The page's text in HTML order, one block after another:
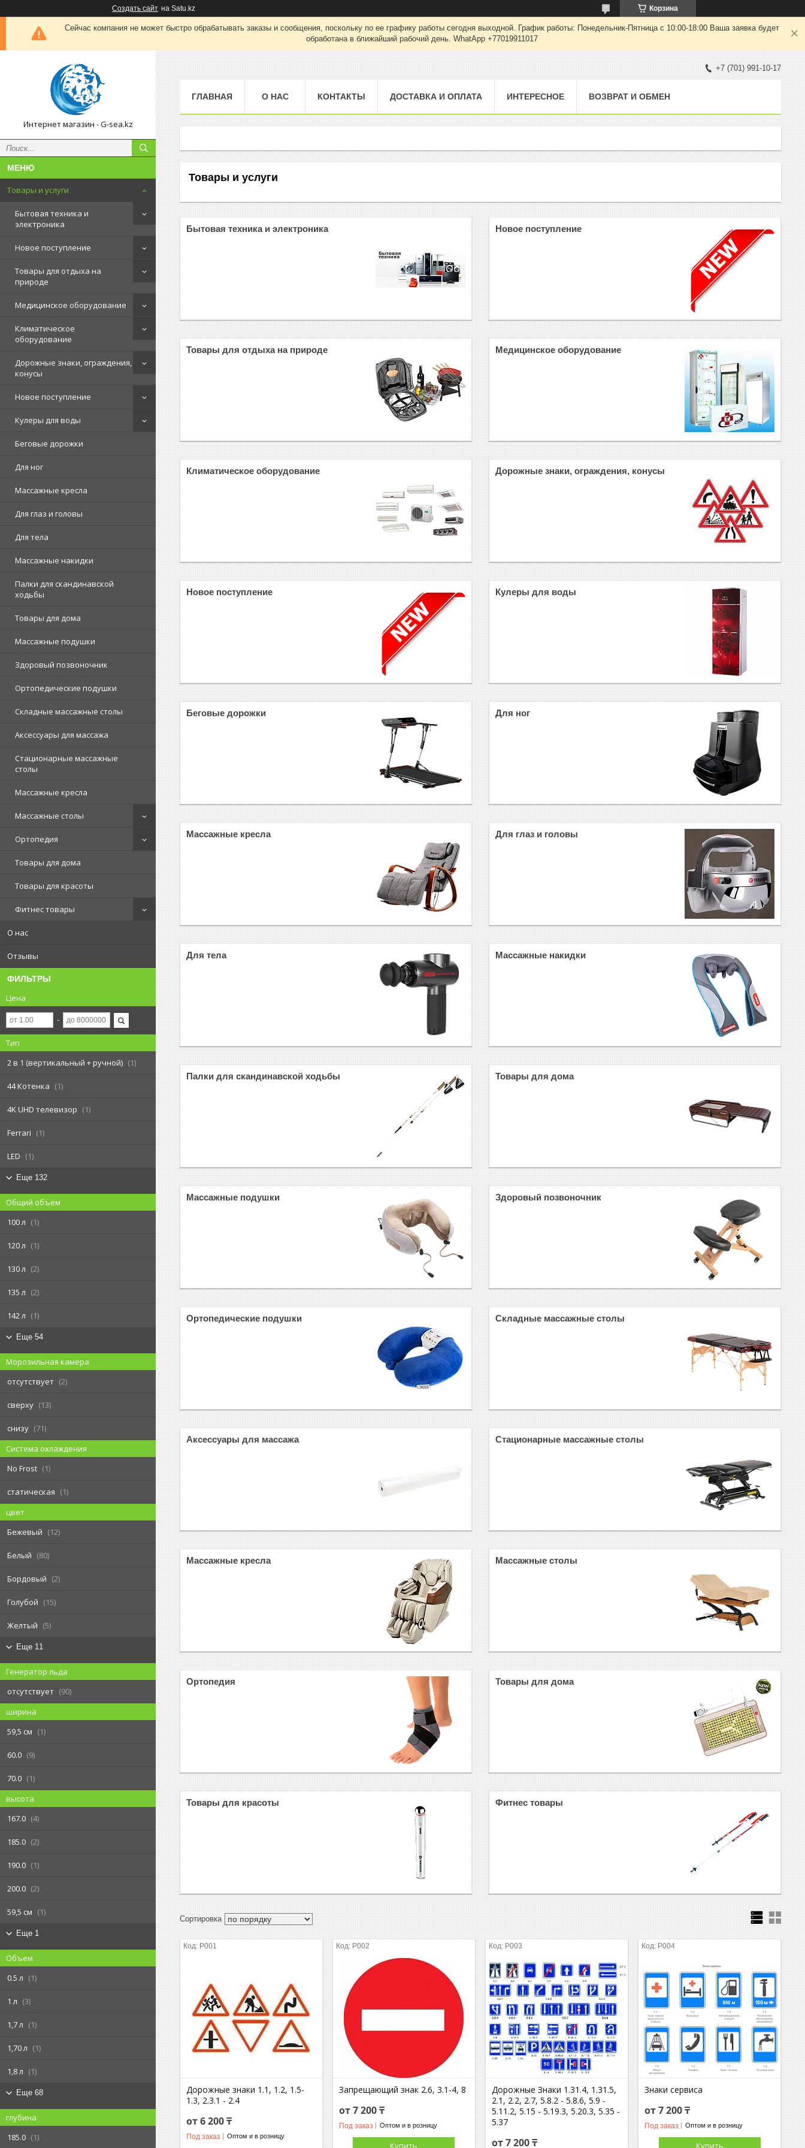
Создать сайт на Satu.kz Корзина
Сейчас компания не может быстро обрабатывать заказы и сообщения, поскольку по ее графику работы сегодня выходной. График работы: Понедельник-Пятница с 10:00-18:00 Ваша заявка будет
обработана в ближайший рабочий день. WhatApp +77019911017
Интернет магазин - G-sea.kz
Товары и услуги
Бытовая техника и
электроника
Новое поступление
Товары для отдыха на
природе
Медицинское оборудование
Климатическое
оборудование
Дорожные знаки, ограждения,
конусы
Новое поступление
Кулеры для воды
Беговые дорожки
Для ног
Массажные кресла
Для глаз и головы
Для тела
Массажные накидки
Палки для скандинавской
ходьбы
Товары для дома
Массажные подушки
Здоровый позвоночник
Ортопедические подушки
Складные массажные столы
Аксессуары для массажа
Стационарные массажные
столы
Массажные кресла
Массажные столы
Ортопедия
Товары для дома
Товары для красоты
Фитнес товары
О нас
Отзывы
ФИЛЬТРЫ
Цена
Тип
2 в 1 (вертикальный + ручной)
1
44 Котенка 1
4K UHD телевизор 1
Ferrari 1
LED 1
Еще 132
Общий объем
100 л
1
120 л 1
130 л 2
135 л 2
142 л 1
Еще 54
Морозильная камера
отсутствует
2
сверху 13
снизу
71
Система охлаждения
No Frost
1
статическая
1
цвет
Бежевый
12
Белый 80
Бордовый 2
Голубой 15
Желтый 5
Еще 11
Генератор льда
отсутствует
90
ширина
59,5 см
1
60.0 9
70.0
1
высота
167.0
4
185.0 2
190.0 1
200.0 2
59,5 см 1
Еще 1
Объем
0.5 л
1
1 л 3
1,7 л 1
1,70 л 1
1,8 л 1
Еще 68
глубина
185.0
1
+7 (701) 991-10-17
ГЛАВНАЯ О НАС КОНТАКТЫ ДОСТАВКА И ОПЛАТА ИНТЕРЕСНОЕ ВОЗВРАТ И ОБМЕН
Товары и услуги
Бытовая техника и электроника Новое поступление
Товары для отдыха на природе Медицинское оборудование
Климатическое оборудование Дорожные знаки, ограждения, конусы
Новое поступление Кулеры для воды
Беговые дорожки Для ног
Массажные кресла Для глаз и головы
Для тела Массажные накидки
Палки для скандинавской ходьбы Товары для дома
Массажные подушки Здоровый позвоночник
Ортопедические подушки Складные массажные столы
Аксессуары для массажа Стационарные массажные столы
Массажные кресла Массажные столы
Ортопедия Товары для дома
Товары для красоты Фитнес товары
P001
Дорожные знаки 1.1, 1.2, 1.5-
1.3, 2.3.1 - 2.4
от 6 200 ₸
Под заказ Оптом и в розницу
P002
Запрещающий знак 2.6, 3.1-4, 8
от 7 200 ₸
Под заказ Оптом и в розницу
Купить
P003
Дорожные Знаки 1.31.4, 1.31.5,
2.1, 2.2, 2.7, 5.8.2 - 5.8.6, 5.9 -
5.11.2, 5.15 - 5.19.3, 5.20.3, 5.35 -
5.37
от 7 200 ₸
P004
Знаки сервиса
от 7 200 ₸
Под заказ Оптом и в розницу
Купить